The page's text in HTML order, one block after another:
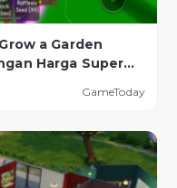
a Garden
Harga Super
GameToday